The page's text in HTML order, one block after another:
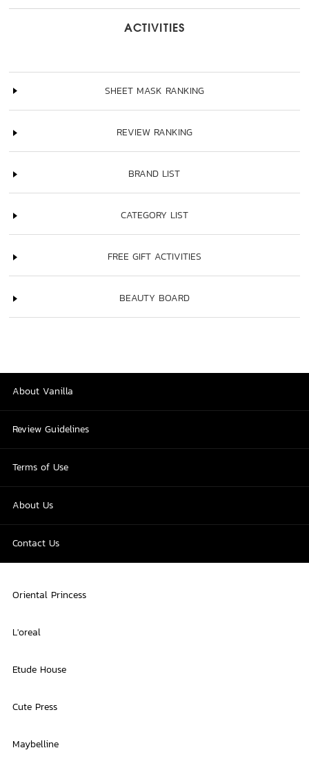
ACTIVITIES
SHEET MASK RANKING
REVIEW RANKING
BRAND LIST
CATEGORY LIST
FREE GIFT ACTIVITIES
BEAUTY BOARD
About Vanilla
Review Guidelines
Terms of Use
About Us
Contact Us
Oriental Princess
L'oreal
Etude House
Cute Press
Maybelline